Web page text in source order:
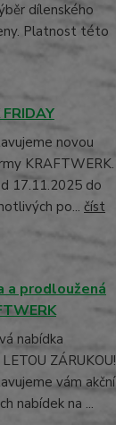
dílenského
Platnost této
novou
KRAFTWERK.
17.11.2025 do
po... číst
a prodloužená
nabídka
ZÁRUKOU!
vám akční
nabídek na ...